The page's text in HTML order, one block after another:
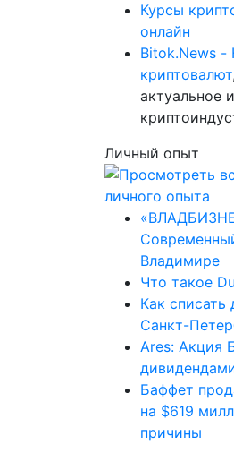
Курсы
онлайн
Bitok.News -
криптовалют
актуальное
Личный опыт
Владимире
Что такое
Как списать
Санкт-
Ares: Акция
Баффет
на $619
причины